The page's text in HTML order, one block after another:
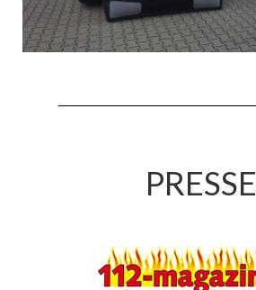
Jahreskonzert 2017
Oktoberfestkonzert 2018
Fahrzeuge & Technik
PRESSE